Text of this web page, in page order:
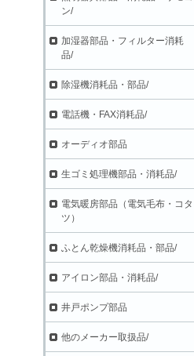
ン/
加湿器部品・フィルター消耗
品/
除湿機消耗品・部品/
電話機・FAX消耗品/
オーディオ部品
生ゴミ処理機部品・消耗品/
電気暖房部品（電気毛布・コタ
ツ）
ふとん乾燥機消耗品・部品/
アイロン部品・消耗品/
井戸ポンプ部品
他のメーカー取扱品/